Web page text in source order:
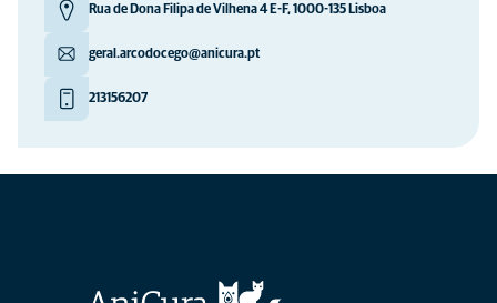
Rua de Dona Filipa de Vilhena 4 E-F, 1000-135 Lisboa
geral.arcodocego@anicura.pt
213156207